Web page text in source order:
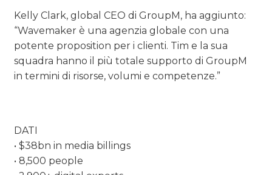
Kelly Clark, global CEO di GroupM, ha aggiunto:
“Wavemaker è una agenzia globale con una
potente proposition per i clienti. Tim e la sua
squadra hanno il più totale supporto di GroupM
in termini di risorse, volumi e competenze.”
DATI
• $38bn in media billings
• 8,500 people